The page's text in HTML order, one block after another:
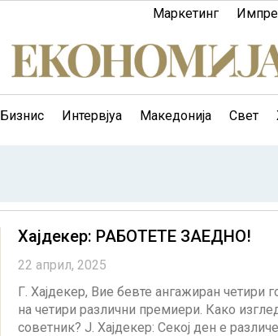
Маркетинг
Бизнис Интервјуа Македонија Свет
Хајдекер: РАБОТЕТЕ ЗАЕДНО!
22 април, 2025
Г. Хајдекер, Вие бевте ангажиран четири
на четири различни премиери. Како
советник? Ј. Хајдекер: Секој ден е